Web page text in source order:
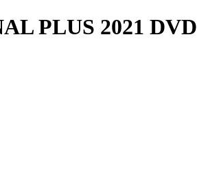
PLUS 2021 DVD